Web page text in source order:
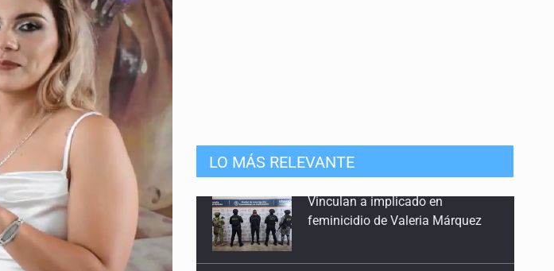
de México y el crimen organizado
por mala calidad del agua
LO MÁS RELEVANTE
Detienen a presunto reclutador de